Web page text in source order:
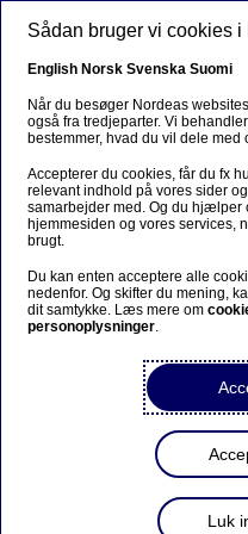
Gå til hovedindhold
Beklager...
Denne siden findes
Bli værende på denne
lignende side på norsk
Sådan bruger vi cookies i
English Norsk Svenska Suomi
Når du besøger Nordeas
også fra tredjeparter. Vi
bestemmer, hvad du vil dele med
Accepterer du cookies, får du fx
relevant indhold på vores sider
samarbejder med. Og du hjælper
hjemmesiden og vores services,
brugt.
Du kan enten acceptere alle
nedenfor. Og skifter du mening,
dit samtykke. Læs mere om
personoplysninger.
Luk